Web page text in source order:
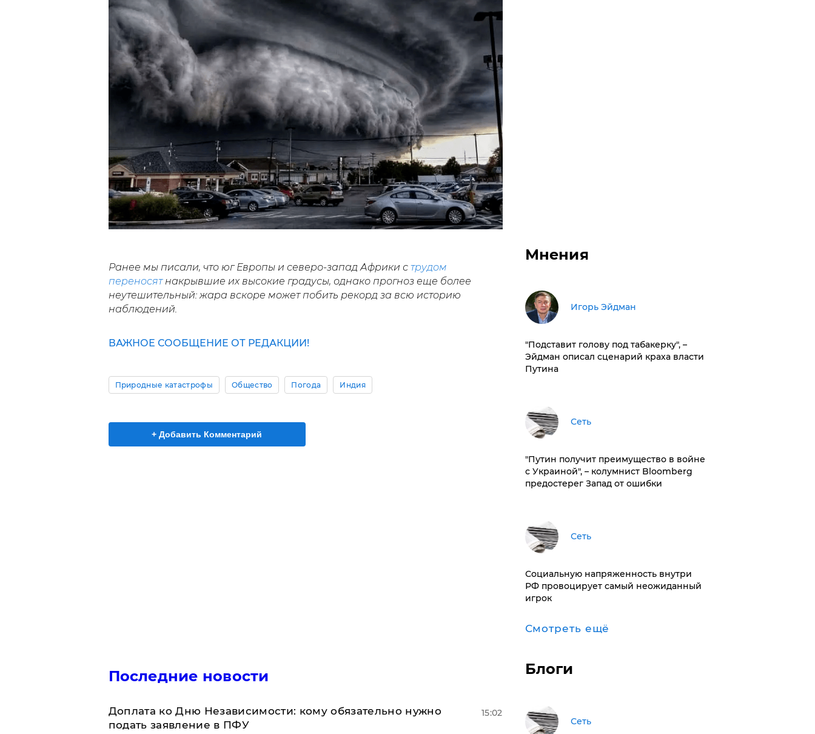
Ранее мы писали, что юг Европы и северо-запад Африки с трудом
переносятнакрывшие их высокие градусы, однако прогноз еще более
неутешительный: жара вскоре может побить рекорд за всю историю
наблюдений.
ВАЖНОЕ СООБЩЕНИЕ ОТ РЕДАКЦИИ!
Природные катастрофы Общество Погода Индия
+ Добавить Комментарий
Последние новости
Доплата ко Дню Независимости: кому обязательно нужно
подать заявление в ПФУ
15:02
Мнения
Игорь Эйдман
​"Подставит голову под табакерку", –
Эйдман описал сценарий краха власти
Путина
Сеть
"Путин получит преимущество в войне
с Украиной", – колумнист Bloomberg
предостерег Запад от ошибки
Сеть
Социальную напряженность внутри
РФ провоцирует самый неожиданный
игрок
Смотреть ещё
Блоги
Сеть